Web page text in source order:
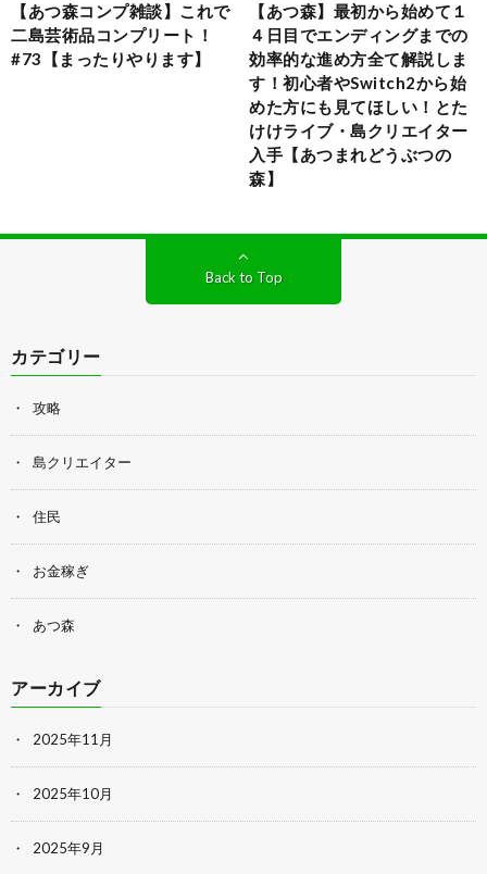
【あつ森コンプ雑談】これで
二島芸術品コンプリート！
#73【まったりやります】
【あつ森】最初から始めて１
４日目でエンディングまでの
効率的な進め方全て解説しま
す！初心者やSwitch2から始
めた方にも見てほしい！とた
けけライブ・島クリエイター
入手【あつまれどうぶつの
森】
Back to Top
カテゴリー
攻略
島クリエイター
住民
お金稼ぎ
あつ森
アーカイブ
2025年11月
2025年10月
2025年9月